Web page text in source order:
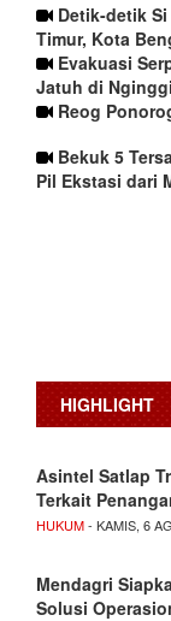
Detik-detik
Timur, Kota
Evakuasi
Jatuh di
Reog
Bekuk 5
Pil Ekstasi dari
HIGHLIGHT
Asintel Satlap
Terkait
HUKUM- KAMIS, 6
Mendagri
Solusi